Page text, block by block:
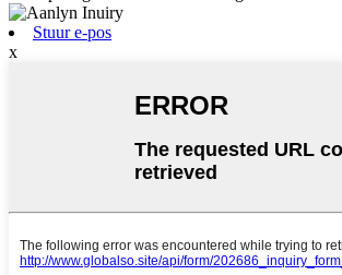
Stuur e-pos
x